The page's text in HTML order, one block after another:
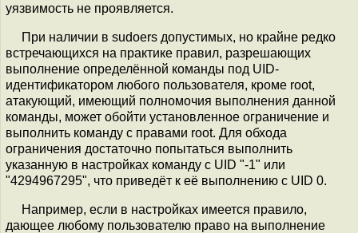
уязвимость не проявляется.
При наличии в sudoers допустимых, но крайне редко
встречающихся на практике правил, разрешающих
выполнение определённой команды под UID-
идентификатором любого пользователя, кроме root,
атакующий, имеющий полномочия выполнения данной
команды, может обойти установленное ограничение и
выполнить команду с правами root. Для обхода
ограничения достаточно попытаться выполнить
указанную в настройках команду с UID "-1" или
"4294967295", что приведёт к её выполнению с UID 0.
Например, если в настройках имеется правило,
дающее любому пользователю право на выполнение